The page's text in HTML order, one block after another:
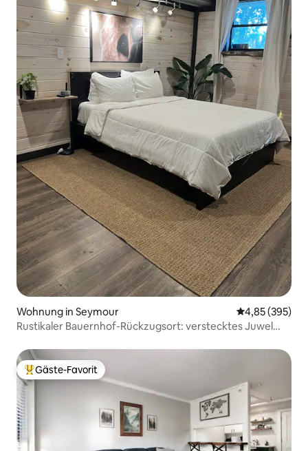
Wohnung in Seymour
4,85 (395)
Rustikaler Bauernhof-Rückzugsort: verstecktes Juwel
Beliebter Gäste-Favorit.
Gäste-Favorit